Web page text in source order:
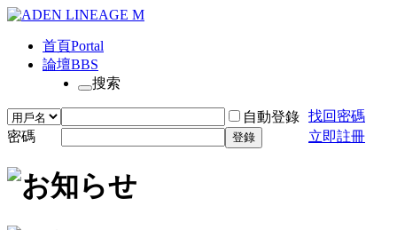
首頁Portal
論壇BBS
搜索
自動登錄 找回密碼
密碼
登錄 立即註冊